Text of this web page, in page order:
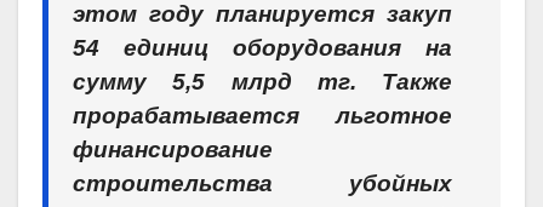
этом году планируется закуп
54 единиц оборудования на
сумму 5,5 млрд тг. Также
прорабатывается льготное
финансирование
строительства убойных